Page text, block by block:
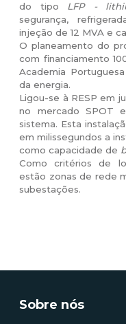
do tipo LFP -
segurança,
injeção de 12 MVA e
O planeamento do
com financiamento
Academia
da energia.
Ligou-se à RESP em
no mercado SPOT
sistema. Esta
em milissegundos a
como capacidade de
Como critérios de
estão zonas de rede
subestações.
Sobre nós